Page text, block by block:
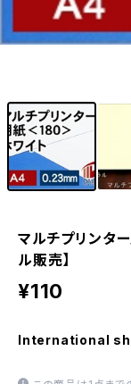
マルチプリンタ
ル販売】
¥110
International